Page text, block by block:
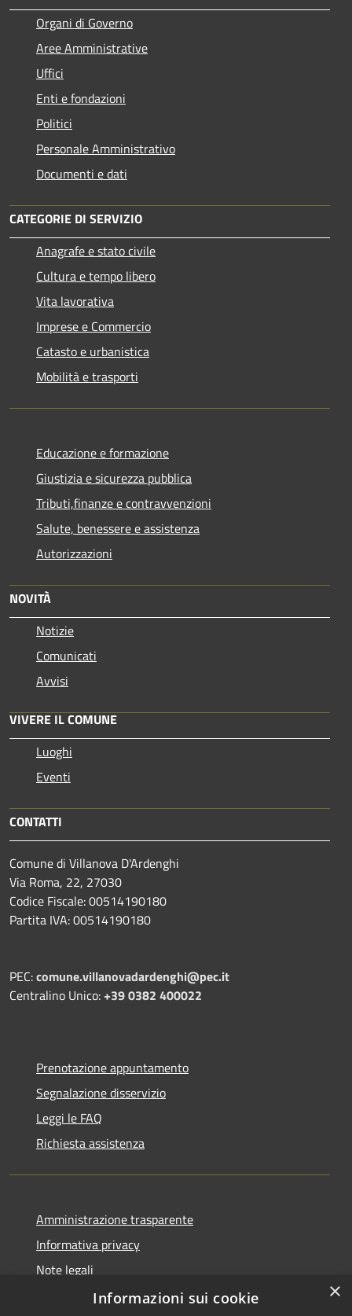
Organi di Governo
Aree Amministrative
Uffici
Enti e fondazioni
Politici
Personale Amministrativo
Documenti e dati
CATEGORIE DI SERVIZIO
Anagrafe e stato civile
Cultura e tempo libero
Vita lavorativa
Imprese e Commercio
Catasto e urbanistica
Mobilità e trasporti
Educazione e formazione
Giustizia e sicurezza pubblica
Tributi,finanze e contravvenzioni
Salute, benessere e assistenza
Autorizzazioni
NOVITÀ
Notizie
Comunicati
Avvisi
VIVERE IL COMUNE
Luoghi
Eventi
CONTATTI
Comune di Villanova D'Ardenghi
Via Roma, 22, 27030
Codice Fiscale: 00514190180
Partita IVA: 00514190180
PEC:comune.villanovadardenghi@pec.it
Centralino Unico:+39 0382 400022
Prenotazione appuntamento
Segnalazione disservizio
Leggi le FAQ
Richiesta assistenza
Amministrazione trasparente
Informativa privacy
Note legali
Dichiarazione di accessibilità
×
Informazioni sui cookie